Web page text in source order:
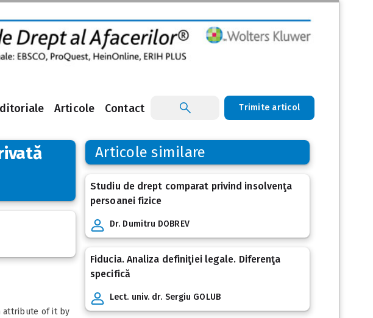
Articole Contact Trimite articol
attribute of it by
Articole similare
Studiu de drept comparat privind insolvenţa
persoanei fizice
Dr. Dumitru DOBREV
Fiducia. Analiza definiţiei legale. Diferenţa
specifică
Lect. univ. dr. Sergiu GOLUB